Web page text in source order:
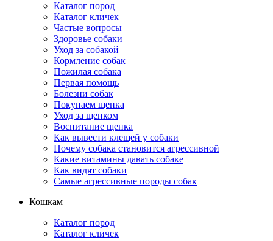
Каталог пород
Каталог кличек
Частые вопросы
Здоровье собаки
Уход за собакой
Кормление собак
Пожилая собака
Первая помощь
Болезни собак
Покупаем щенка
Уход за щенком
Воспитание щенка
Как вывести клещей у собаки
Почему собака становится агрессивной
Какие витамины давать собаке
Как видят собаки
Самые агрессивные породы собак
Кошкам
Каталог пород
Каталог кличек